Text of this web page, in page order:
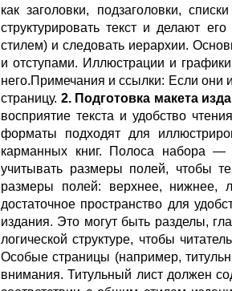
как заголовки, подзаголовки,
структурировать текст и делают
стилем) и следовать иерархии.
и отступами. Иллюстрации и
него.Примечания и ссылки: Если
страницу. 2. Подготовка макета
восприятие текста и удобство
форматы подходят для
карманных книг. Полоса набора —
учитывать размеры полей, чтобы
размеры полей: верхнее, нижнее,
достаточное пространство для
издания. Это могут быть разделы,
логической структуре, чтобы
Особые страницы (например,
внимания. Титульный лист должен